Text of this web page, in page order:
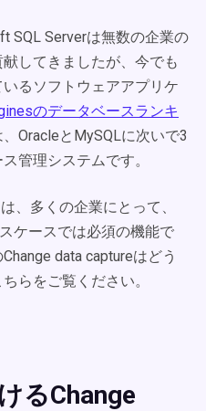
SQL Serverは無数の企業の
してきましたが、今でも
るソフトウェアアプリケ
のデータベースランキ
、OracleとMySQLに次いで3
管理システムです。
は、多くの企業にとって、
ケースでは必須の機能で
Change data captureはどう
らをご覧ください。
るChange